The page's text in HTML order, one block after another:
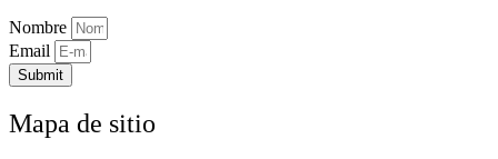
Nombre
Email
Submit
Mapa de sitio